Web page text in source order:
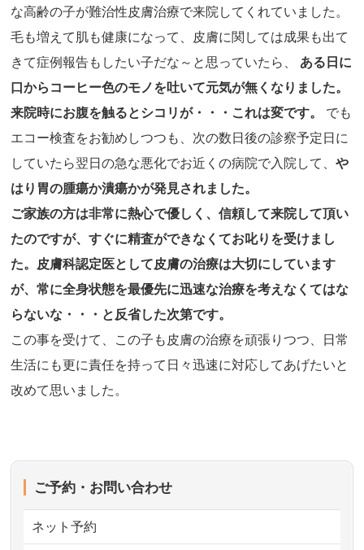
な高齢の子が難治性皮膚治療で来院してくれていました。
毛も増えて肌も健康になって、皮膚に関しては成果も出て
きて症例報告もしたい子だな～と思っていたら、 ある日に
口からコーヒー色のモノを吐いて元気が無くなりました。
来院時にお腹を触るとシコリが・・・これは変です。
でも
エコー検査をお勧めしつつも、次の数日後の診察予定日に
していたら翌日の急な悪化でお近くの病院で入院して、や
はり胃の腫瘍か潰瘍かが発見されました。
ご家族の方は非常に熱心で優しく、信頼して来院して頂い
たのですが、すぐに精査ができなくてお叱りを受けまし
た。皮膚科認定医として皮膚の治療は大切にしています
が、常に全身状態を最優先に迅速な治療を考えなくてはな
らないな・・・と反省した次第です。
この事を受けて、この子も皮膚の治療を頑張りつつ、日常
生活にも更に責任を持って日々迅速に対応してあげたいと
改めて思いました。
ご予約・お問い合わせ
ネット予約